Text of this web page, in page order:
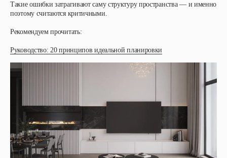
Такие ошибки затрагивают саму структуру пространства — и именно
поэтому считаются критичными.
Рекомендуем прочитать:
Руководство: 20 принципов идеальной планировки